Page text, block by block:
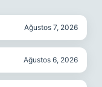
Ağustos 7, 2026
Ağustos 6, 2026